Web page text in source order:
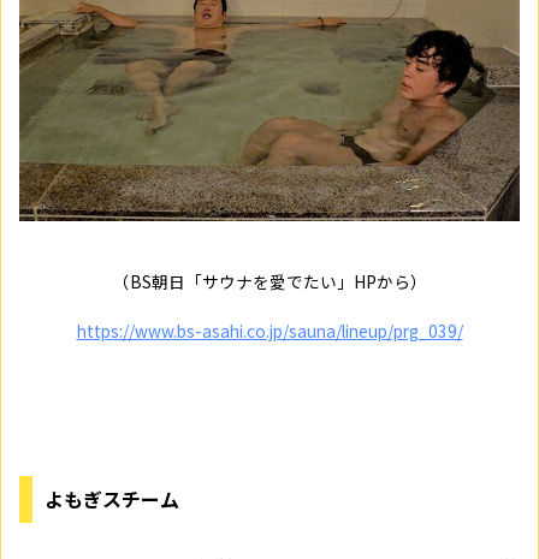
（BS朝日「サウナを愛でたい」HPから）
https://www.bs-asahi.co.jp/sauna/lineup/prg_039/
よもぎスチーム